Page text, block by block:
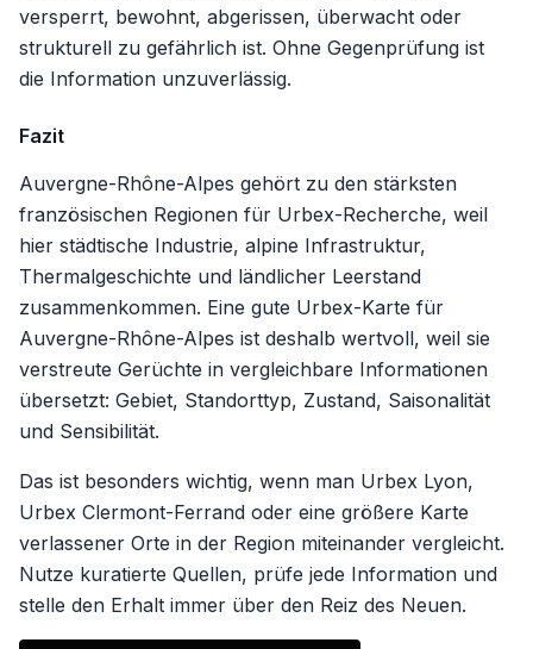
versperrt, bewohnt, abgerissen, überwacht oder
strukturell zu gefährlich ist. Ohne Gegenprüfung ist
die Information unzuverlässig.
Fazit
Auvergne-Rhône-Alpes gehört zu den stärksten
französischen Regionen für Urbex-Recherche, weil
hier städtische Industrie, alpine Infrastruktur,
Thermalgeschichte und ländlicher Leerstand
zusammenkommen. Eine gute Urbex-Karte für
Auvergne-Rhône-Alpes ist deshalb wertvoll, weil sie
verstreute Gerüchte in vergleichbare Informationen
übersetzt: Gebiet, Standorttyp, Zustand, Saisonalität
und Sensibilität.
Das ist besonders wichtig, wenn man Urbex Lyon,
Urbex Clermont-Ferrand oder eine größere Karte
verlassener Orte in der Region miteinander vergleicht.
Nutze kuratierte Quellen, prüfe jede Information und
stelle den Erhalt immer über den Reiz des Neuen.